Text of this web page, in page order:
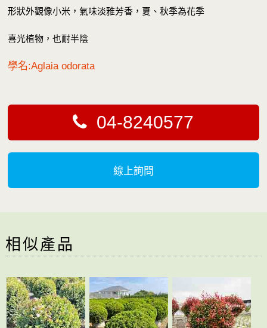
形狀外觀像小米，氣味淡雅芳香，夏、秋季為花季
喜光植物，也耐半陰
學名:Aglaia odorata
04-8240577
線上詢問
相似產品